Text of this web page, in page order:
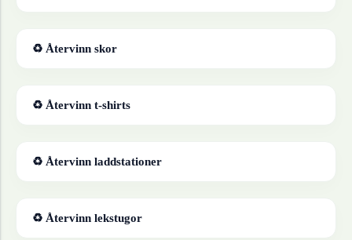
♻ Återvinn skor
♻ Återvinn t-shirts
♻ Återvinn laddstationer
♻ Återvinn lekstugor